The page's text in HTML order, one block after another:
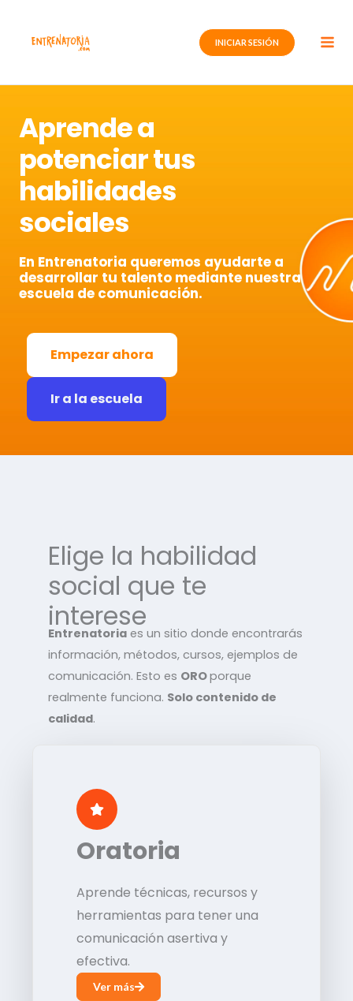
contenido
INICIAR SESIÓN
Aprende a
potenciar tus
habilidades
sociales
En Entrenatoria queremos ayudarte a
desarrollar tu talento mediante nuestra
escuela de comunicación.
Empezar ahora
Ir a la escuela
Elige la habilidad
social que te
interese
Entrenatoria es un sitio donde encontrarás
información, métodos, cursos, ejemplos de
comunicación. Esto es OROporque
realmente funciona. Solo contenido de
calidad.
Oratoria
Aprende técnicas, recursos y
herramientas para tener una
comunicación asertiva y
efectiva.
Ver más